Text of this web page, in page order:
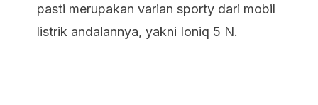
pasti merupakan varian sporty dari mobil
listrik andalannya, yakni Ioniq 5 N.